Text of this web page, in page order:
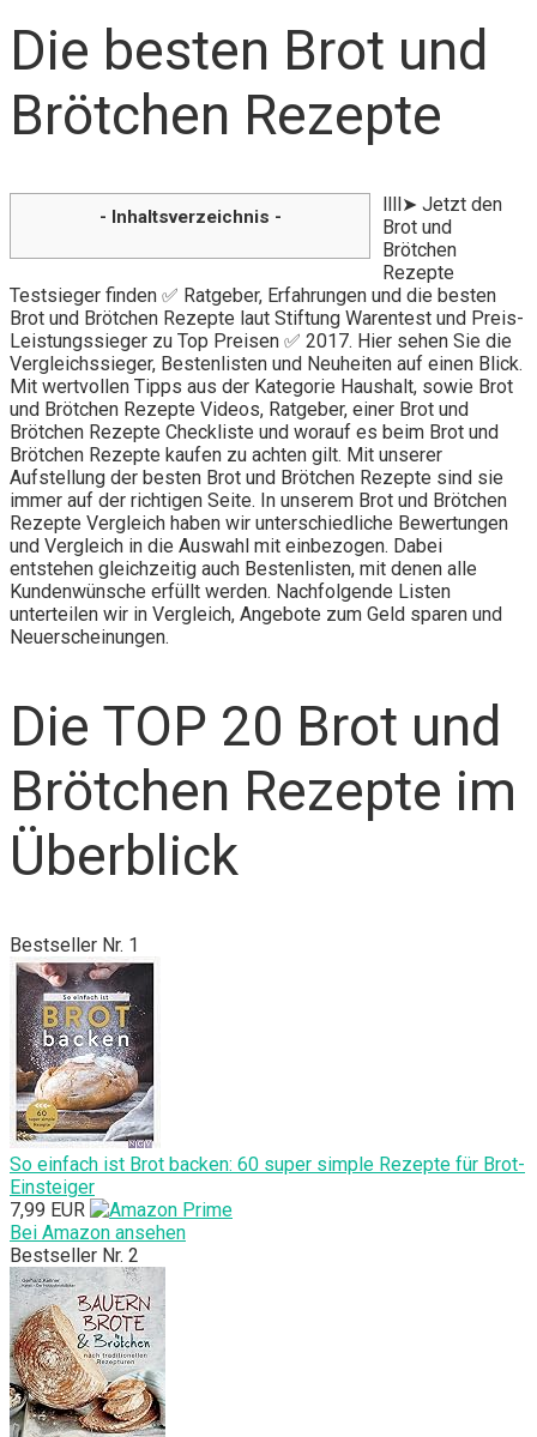
Die besten Brot und
Brötchen Rezepte
- Inhaltsverzeichnis -
llll➤ Jetzt den
Brot und
Brötchen
Rezepte
Testsieger finden ✅ Ratgeber, Erfahrungen und die besten
Brot und Brötchen Rezepte laut Stiftung Warentest und Preis-
Leistungssieger zu Top Preisen ✅ 2017. Hier sehen Sie die
Vergleichssieger, Bestenlisten und Neuheiten auf einen Blick.
Mit wertvollen Tipps aus der Kategorie Haushalt, sowie Brot
und Brötchen Rezepte Videos, Ratgeber, einer Brot und
Brötchen Rezepte Checkliste und worauf es beim Brot und
Brötchen Rezepte kaufen zu achten gilt. Mit unserer
Aufstellung der besten Brot und Brötchen Rezepte sind sie
immer auf der richtigen Seite. In unserem Brot und Brötchen
Rezepte Vergleich haben wir unterschiedliche Bewertungen
und Vergleich in die Auswahl mit einbezogen. Dabei
entstehen gleichzeitig auch Bestenlisten, mit denen alle
Kundenwünsche erfüllt werden. Nachfolgende Listen
unterteilen wir in Vergleich, Angebote zum Geld sparen und
Neuerscheinungen.
Die TOP 20 Brot und
Brötchen Rezepte im
Überblick
Bestseller Nr. 1
So einfach ist Brot backen: 60 super simple Rezepte für Brot-
Einsteiger
7,99 EUR
Bei Amazon ansehen
Bestseller Nr. 2